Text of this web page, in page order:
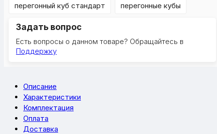
перегонный куб стандарт перегонные кубы
Задать вопрос
Есть вопросы о данном товаре? Обращайтесь в
Поддержку
Описание
Характеристики
Комплектация
Оплата
Доставка